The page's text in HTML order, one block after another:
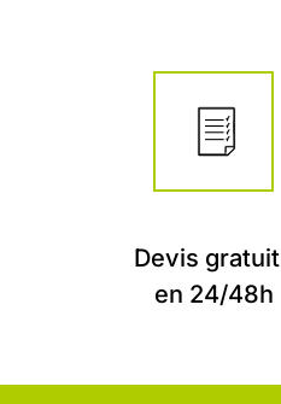
Devis gratuit
en 24/48h